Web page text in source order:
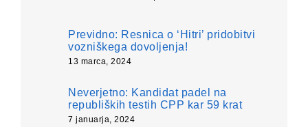
Previdno: Resnica o ‘Hitri’ pridobitvi
vozniškega dovoljenja!
13 marca, 2024
Neverjetno: Kandidat padel na
republiških testih CPP kar 59 krat
7 januarja, 2024